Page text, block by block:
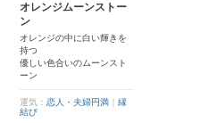
オレンジムーンストー
ン
オレンジの中に白い輝きを
持つ
優しい色合いのムーンスト
ーン
運気：恋人・夫婦円満 ｜縁
結び